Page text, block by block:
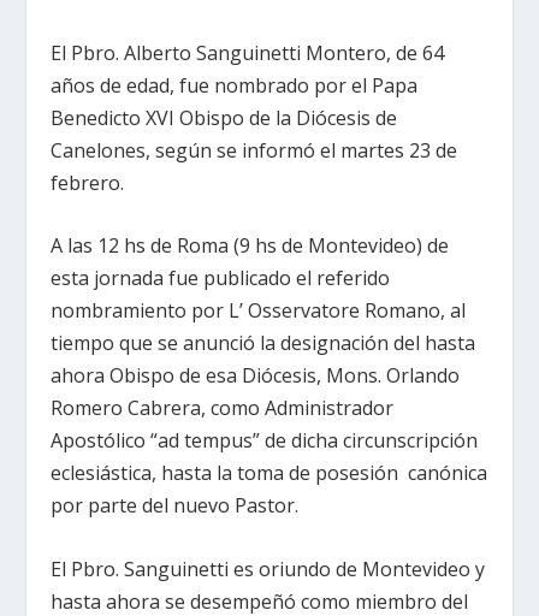
El Pbro. Alberto Sanguinetti Montero, de 64
años de edad, fue nombrado por el Papa
Benedicto XVI Obispo de la Diócesis de
Canelones, según se informó el martes 23 de
febrero.
A las 12 hs de Roma (9 hs de Montevideo) de
esta jornada fue publicado el referido
nombramiento por L’ Osservatore Romano, al
tiempo que se anunció la designación del hasta
ahora Obispo de esa Diócesis, Mons. Orlando
Romero Cabrera, como Administrador
Apostólico “ad tempus” de dicha circunscripción
eclesiástica, hasta la toma de posesión canónica
por parte del nuevo Pastor.
El Pbro. Sanguinetti es oriundo de Montevideo y
hasta ahora se desempeñó como miembro del